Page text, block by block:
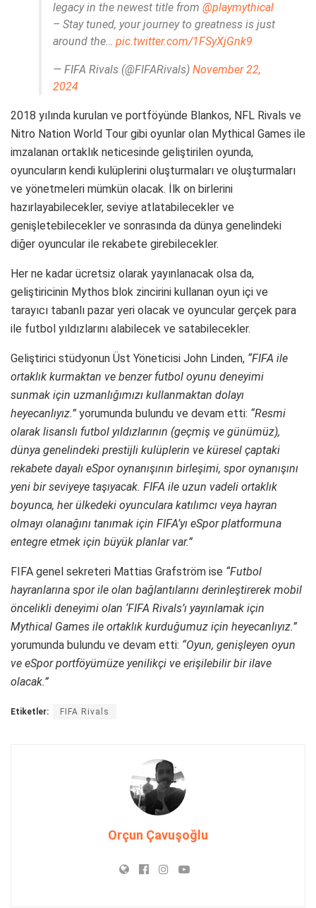
legacy in the newest title from @playmythical
– Stay tuned, your journey to greatness is just
around the… pic.twitter.com/1FSyXjGnk9
— FIFA Rivals (@FIFARivals) November 22,
2024
2018 yılında kurulan ve portföyünde Blankos, NFL Rivals ve
Nitro Nation World Tour gibi oyunlar olan Mythical Games ile
imzalanan ortaklık neticesinde geliştirilen oyunda,
oyuncuların kendi kulüplerini oluşturmaları ve oluşturmaları
ve yönetmeleri mümkün olacak. İlk on birlerini
hazırlayabilecekler, seviye atlatabilecekler ve
genişletebilecekler ve sonrasında da dünya genelindeki
diğer oyuncular ile rekabete girebilecekler.
Her ne kadar ücretsiz olarak yayınlanacak olsa da,
geliştiricinin Mythos blok zincirini kullanan oyun içi ve
tarayıcı tabanlı pazar yeri olacak ve oyuncular gerçek para
ile futbol yıldızlarını alabilecek ve satabilecekler.
Geliştirici stüdyonun Üst Yöneticisi John Linden, “FIFA ile
ortaklık kurmaktan ve benzer futbol oyunu deneyimi
sunmak için uzmanlığımızı kullanmaktan dolayı
heyecanlıyız.” yorumunda bulundu ve devam etti: “Resmi
olarak lisanslı futbol yıldızlarının (geçmiş ve günümüz),
dünya genelindeki prestijli kulüplerin ve küresel çaptaki
rekabete dayalı eSpor oynanışının birleşimi, spor oynanışını
yeni bir seviyeye taşıyacak. FIFA ile uzun vadeli ortaklık
boyunca, her ülkedeki oyunculara katılımcı veya hayran
olmayı olanağını tanımak için FIFA’yı eSpor platformuna
entegre etmek için büyük planlar var.”
FIFA genel sekreteri Mattias Grafström ise “Futbol
hayranlarına spor ile olan bağlantılarını derinleştirerek mobil
öncelikli deneyimi olan ‘FIFA Rivals’ı yayınlamak için
Mythical Games ile ortaklık kurduğumuz için heyecanlıyız.”
yorumunda bulundu ve devam etti: “Oyun, genişleyen oyun
ve eSpor portföyümüze yenilikçi ve erişilebilir bir ilave
olacak.”
Etiketler: FIFA Rivals
Orçun Çavuşoğlu